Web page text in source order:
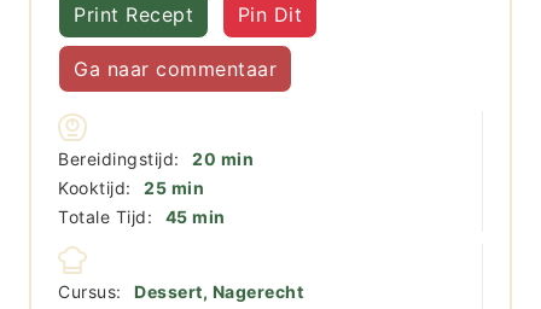
Print Recept Pin Dit
Ga naar commentaar
Bereidingstijd: 20 minuten
min
Kooktijd:
25minuten
min
Totale Tijd:
45minuten
min
Cursus:
Dessert, Nagerecht